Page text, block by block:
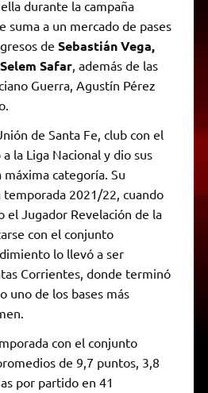
durante la campaña
suma a un mercado de pases
de Sebastián Vega,
Safar, además de las
Guerra, Agustín Pérez
de Santa Fe, club con el
la Liga Nacional y dio sus
categoría. Su
2021/22, cuando
el Jugador Revelación de la
con el conjunto
lo llevó a ser
Corrientes, donde terminó
uno de los bases más
con el conjunto
de 9,7 puntos, 3,8
por partido en 41